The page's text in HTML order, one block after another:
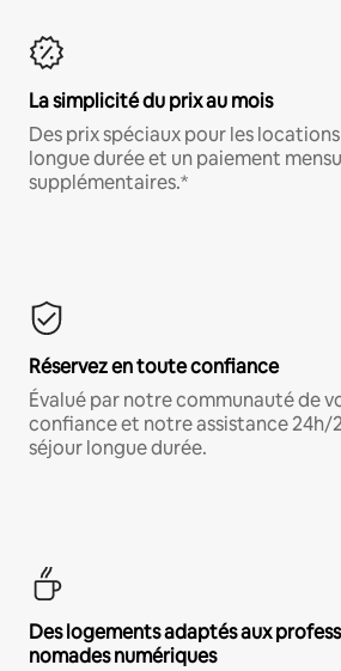
La simplicité du prix au mois
Des prix spéciaux pour les
longue durée et un paiement
supplémentaires.*
Réservez en toute confiance
Évalué par notre communauté de
confiance et notre assistance
séjour longue durée.
Des logements adaptés aux
nomades numériques